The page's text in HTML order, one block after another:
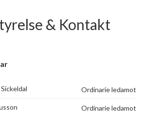
& Kontakt
Ordinarie ledamot
Ordinarie ledamot